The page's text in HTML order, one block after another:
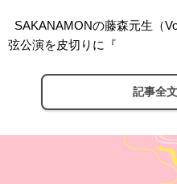
SAKANAMONの藤森元生（
弦公演を皮切りに『
記事全